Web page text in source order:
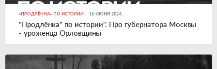
«ПРОДЛЁНКА» ПО ИСТОРИИ 16 ИЮНЯ 2026
"Продлёнка" по истории". Про губернатора Москвы
- уроженца Орловщины